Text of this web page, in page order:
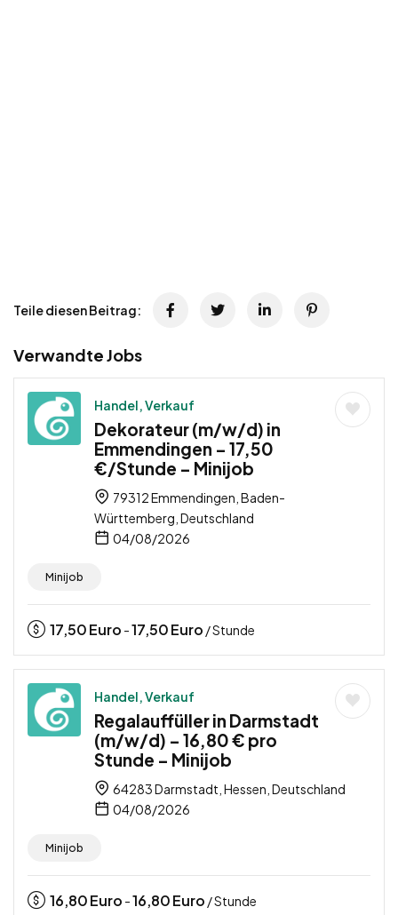
Teile diesen Beitrag:
Verwandte Jobs
Handel, Verkauf
Dekorateur (m/w/d) in
Emmendingen – 17,50
€/Stunde – Minijob
79312 Emmendingen, Baden-
Württemberg, Deutschland
04/08/2026
Minijob
17,50Euro -17,50Euro / Stunde
Handel, Verkauf
Regalauffüller in Darmstadt
(m/w/d) – 16,80 € pro
Stunde – Minijob
64283 Darmstadt, Hessen, Deutschland
04/08/2026
Minijob
16,80Euro -16,80Euro / Stunde